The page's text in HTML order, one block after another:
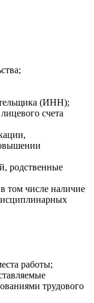
(ИНН);
счета
родственные
том числе наличие
работы;
трудового